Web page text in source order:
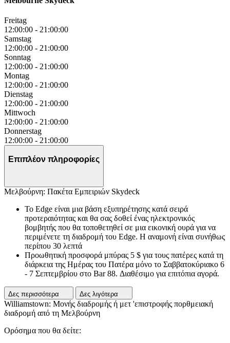
Freitag
12:00:00 - 21:00:00
Samstag
12:00:00 - 21:00:00
Sonntag
12:00:00 - 21:00:00
Montag
12:00:00 - 21:00:00
Dienstag
12:00:00 - 21:00:00
Mittwoch
12:00:00 - 21:00:00
Donnerstag
12:00:00 - 21:00:00
Επιπλέον πληροφορίες
Μελβούρνη: Πακέτα Εμπειριών Skydeck
Το Edge είναι μια βάση εξυπηρέτησης κατά σειρά
προτεραιότητας και θα σας δοθεί ένας ηλεκτρονικός
βομβητής που θα τοποθετηθεί σε μια εικονική ουρά για να
περιμένετε τη διαδρομή του Edge. Η αναμονή είναι συνήθως
περίπου 30 λεπτά
Προωθητική προσφορά μπύρας 5 $ για τους πατέρες κατά τη
διάρκεια της Ημέρας του Πατέρα μόνο το Σαββατοκύριακο 6
- 7 Σεπτεμβρίου στο Bar 88. Διαθέσιμο για επιτόπια αγορά.
Δες περισσότερα Δες λιγότερα
Williamstown: Μονής διαδρομής ή μετ 'επιστροφής πορθμειακή
διαδρομή από τη Μελβούρνη
Ορόσημα που θα δείτε: